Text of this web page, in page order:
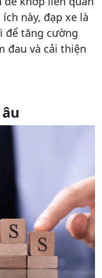
này, đạp xe là
để tăng cường
đau và cải thiện